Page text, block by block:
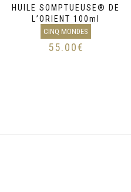
HUILE SOMPTUEUSE® DE
L’ORIENT 100ml
CINQ MONDES
55.00€